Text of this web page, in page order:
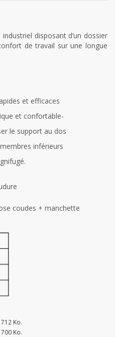
disposant d’un dossier
de travail sur une longue
et efficaces
et confortable-
le support au dos
inférieurs
coudes + manchette
Ko.
Ko.